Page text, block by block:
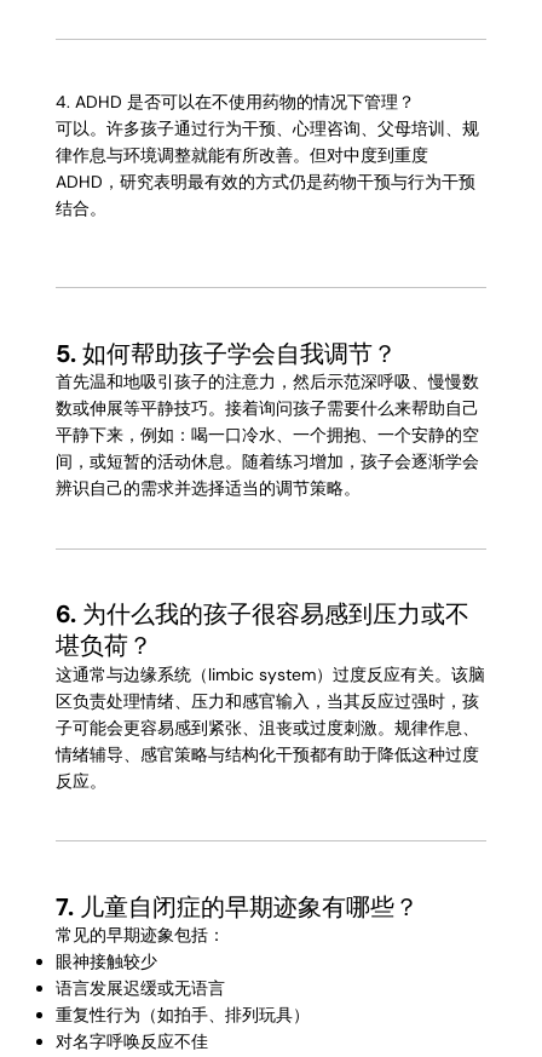
4. ADHD 是否可以在不使用药物的情况下管理？
可以。许多孩子通过行为干预、心理咨询、父母培训、规
律作息与环境调整就能有所改善。但对中度到重度
ADHD，研究表明最有效的方式仍是药物干预与行为干预
结合。
5.如何帮助孩子学会自我调节？
首先温和地吸引孩子的注意力，然后示范深呼吸、慢慢数
数或伸展等平静技巧。接着询问孩子需要什么来帮助自己
平静下来，例如：喝一口冷水、一个拥抱、一个安静的空
间，或短暂的活动休息。随着练习增加，孩子会逐渐学会
辨识自己的需求并选择适当的调节策略。
6. 为什么我的孩子很容易感到压力或不
堪负荷？
这通常与边缘系统（limbic system）过度反应有关。该脑
区负责处理情绪、压力和感官输入，当其反应过强时，孩
子可能会更容易感到紧张、沮丧或过度刺激。规律作息、
情绪辅导、感官策略与结构化干预都有助于降低这种过度
反应。
7.儿童自闭症的早期迹象有哪些？
常见的早期迹象包括：
眼神接触较少
语言发展迟缓或无语言
重复性行为（如拍手、排列玩具）
对名字呼唤反应不佳